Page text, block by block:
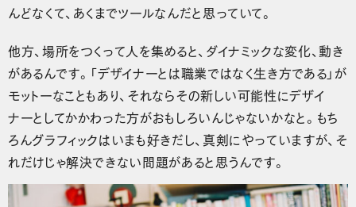
んどなくて、あくまでツールなんだと思っていて。
他方、場所をつくって人を集めると、ダイナミックな変化、動き
があるんです。「デザイナーとは職業ではなく生き方である」が
モットーなこともあり、それならその新しい可能性にデザイ
ナーとしてかかわった方がおもしろいんじゃないかなと。もち
ろんグラフィックはいまも好きだし、真剣にやっていますが、そ
れだけじゃ解決できない問題があると思うんです。